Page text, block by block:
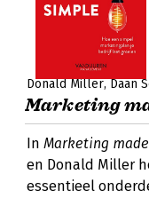
Donald Miller Daan
Marketing
In Marketing
en Donald Miller
essentieel